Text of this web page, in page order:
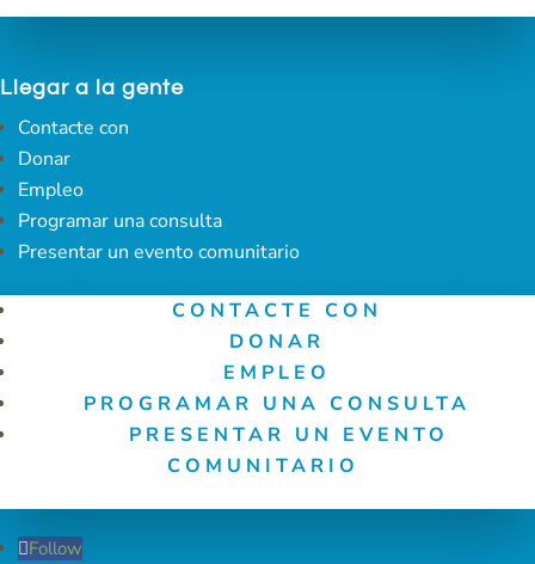
Llegar a la gente
Contacte con
Donar
Empleo
Programar una consulta
Presentar un evento comunitario
CONTACTE CON
DONAR
EMPLEO
PROGRAMAR UNA CONSULTA
PRESENTAR UN EVENTO
COMUNITARIO
Follow